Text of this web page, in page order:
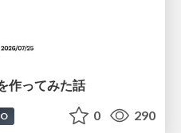
作ってみた話
0 290